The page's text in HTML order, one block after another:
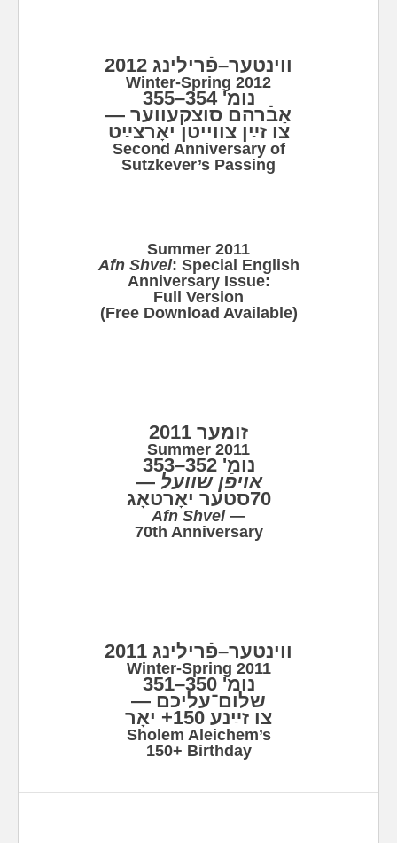
ווינטער–פֿרילינג 2012
Winter-Spring 2012
נומ' 354–355
אַבֿרהם סוצקעווער —
צו זײַן צווייטן יאָרצײַט
Second Anniversary of
Sutzkever’s Passing
Summer 2011
Afn Shvel: Special English
Anniversary Issue:
Full Version
(Free Download Available)
זומער 2011
Summer 2011
נומ' 352–353
אויפֿן שוועל —
70סטער יאָרטאָג
Afn Shvel—
70th Anniversary
ווינטער–פֿרילינג 2011
Winter-Spring 2011
נומ' 350–351
שלום־עליכם —
צו זײַנע 150+ יאָר
Sholem Aleichem’s
150+ Birthday